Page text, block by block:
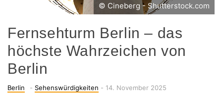
© Cineberg - Shutterstock.com
Fernsehturm Berlin – das
höchste Wahrzeichen von
Berlin
Categories
Berlin - -Sehenswürdigkeiten - Posted
14. November 2025